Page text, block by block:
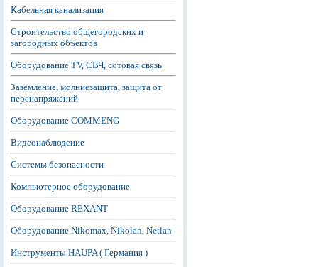
Кабельная канализация
Строительство общегородских и
загородных объектов
Оборудование TV, СВЧ, сотовая связь
Заземление, молниезащита, защита от
перенапряжений
Оборудование COMMENG
Видеонаблюдение
Системы безопасности
Компьютерное оборудование
Оборудование REXANT
Оборудование Nikomax, Nikolan, Netlan
Инструменты HAUPA ( Германия )